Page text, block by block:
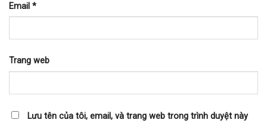
Email *
Trang web
Lưu tên của tôi, email, và trang web trong trình duyệt này